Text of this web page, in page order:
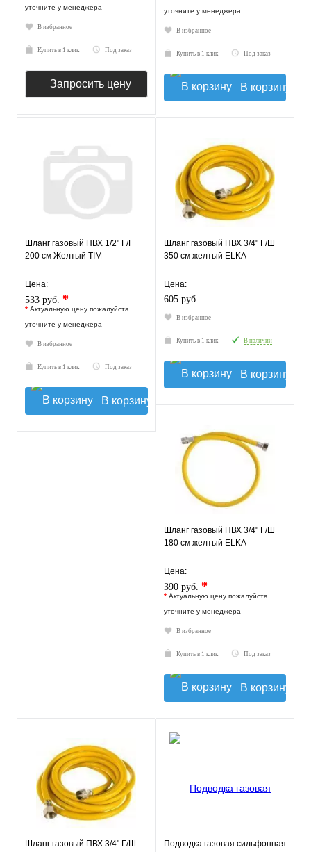
уточните у менеджера
В избранное
Купить в 1 клик Под заказ
Запросить цену
уточните у менеджера
В избранное
Купить в 1 клик Под заказ
В корзину
Шланг газовый ПВХ 1/2" Г/Г
200 см Желтый TIM
Цена:
533 руб. *
* Актуальную цену пожалуйста
уточните у менеджера
В избранное
Купить в 1 клик Под заказ
В корзину
Шланг газовый ПВХ 3/4" Г/Ш
350 см желтый ELKA
Цена:
605 руб.
В избранное
Купить в 1 клик В наличии
В корзину
Шланг газовый ПВХ 3/4" Г/Ш
180 см желтый ELKA
Цена:
390 руб. *
* Актуальную цену пожалуйста
уточните у менеджера
В избранное
Купить в 1 клик Под заказ
В корзину
Шланг газовый ПВХ 3/4" Г/Ш
Подводка газовая сильфонная